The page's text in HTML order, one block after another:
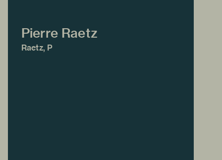
Pierre Raetz
Raetz, P